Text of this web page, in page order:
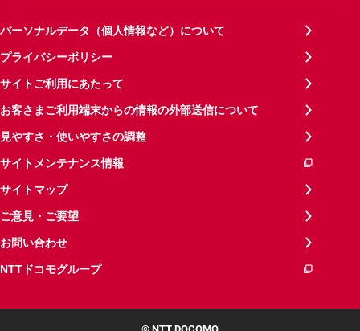
パーソナルデータ（個人情報など）について
プライバシーポリシー
サイトご利用にあたって
お客さまご利用端末からの情報の外部送信について
見やすさ・使いやすさの調整
サイトメンテナンス情報
サイトマップ
ご意見・ご要望
お問い合わせ
NTTドコモグループ